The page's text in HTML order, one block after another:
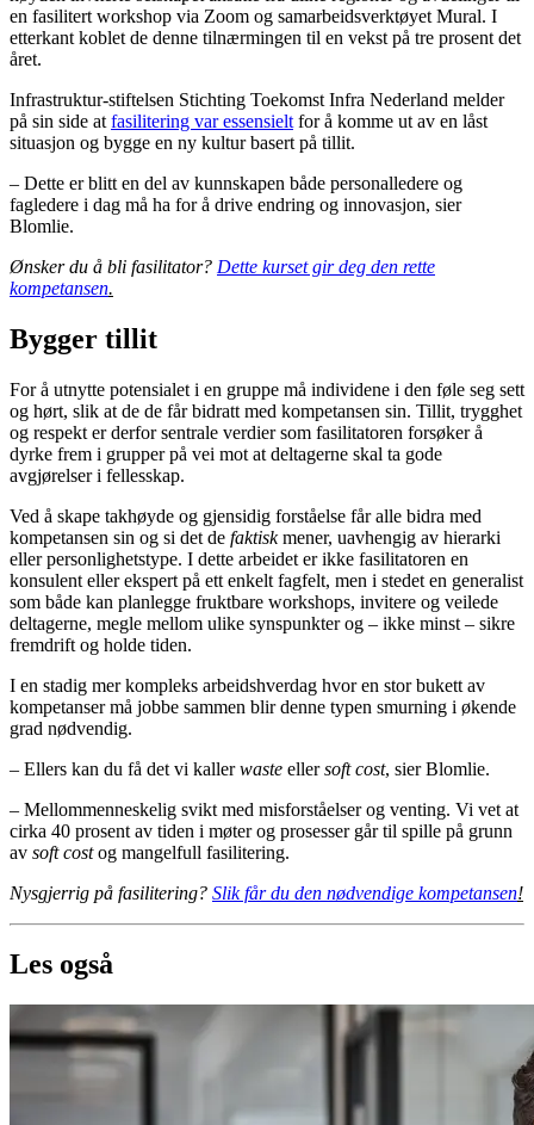
en fasilitert workshop via Zoom og samarbeidsverktøyet Mural. I
etterkant koblet de denne tilnærmingen til en vekst på tre prosent det
året.
Infrastruktur-stiftelsen Stichting Toekomst Infra Nederland melder
på sin side at fasilitering var essensielt for å komme ut av en låst
situasjon og bygge en ny kultur basert på tillit.
– Dette er blitt en del av kunnskapen både personalledere og
fagledere i dag må ha for å drive endring og innovasjon, sier
Blomlie.
Ønsker du å bli fasilitator? Dette kurset gir deg den rette
kompetansen.
Bygger tillit
For å utnytte potensialet i en gruppe må individene i den føle seg sett
og hørt, slik at de de får bidratt med kompetansen sin. Tillit, trygghet
og respekt er derfor sentrale verdier som fasilitatoren forsøker å
dyrke frem i grupper på vei mot at deltagerne skal ta gode
avgjørelser i fellesskap.
Ved å skape takhøyde og gjensidig forståelse får alle bidra med
kompetansen sin og si det de faktiskmener, uavhengig av hierarki
eller personlighetstype. I dette arbeidet er ikke fasilitatoren en
konsulent eller ekspert på ett enkelt fagfelt, men i stedet en generalist
som både kan planlegge fruktbare workshops, invitere og veilede
deltagerne, megle mellom ulike synspunkter og – ikke minst – sikre
fremdrift og holde tiden.
I en stadig mer kompleks arbeidshverdag hvor en stor bukett av
kompetanser må jobbe sammen blir denne typen smurning i økende
grad nødvendig.
– Ellers kan du få det vi kallerwaste ellersoft cost, sier Blomlie.
– Mellommenneskelig svikt med misforståelser og venting. Vi vet at
cirka 40 prosent av tiden i møter og prosesser går til spille på grunn
av soft costog mangelfull fasilitering.
Nysgjerrig på fasilitering? Slik får du den nødvendige kompetansen!
Les også